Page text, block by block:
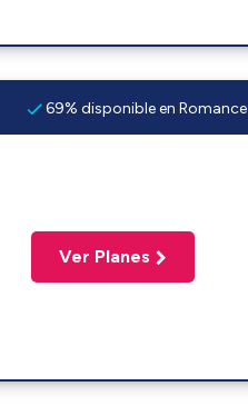
69% disponible en Romance
Ver Planes